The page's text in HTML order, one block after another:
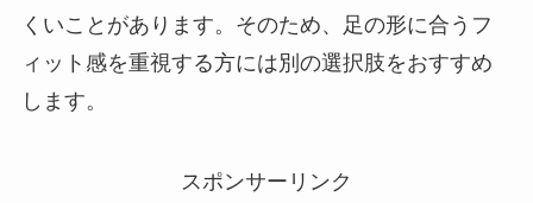
くいことがあります。そのため、足の形に合うフ
ィット感を重視する方には別の選択肢をおすすめ
します。
スポンサーリンク